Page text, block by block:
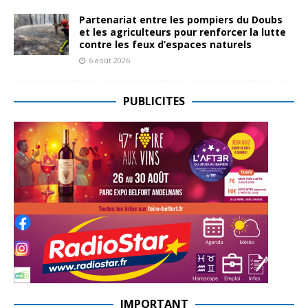
Partenariat entre les pompiers du Doubs
et les agriculteurs pour renforcer la lutte
contre les feux d’espaces naturels
6 août 2026
PUBLICITES
IMPORTANT